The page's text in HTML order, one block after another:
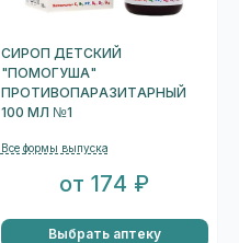
СИРОП ДЕТСКИЙ
"ПОМОГУША"
ПРОТИВОПАРАЗИТАРНЫЙ
100 МЛ №1
Все формы выпуска
от 174 ₽
Выбрать аптеку